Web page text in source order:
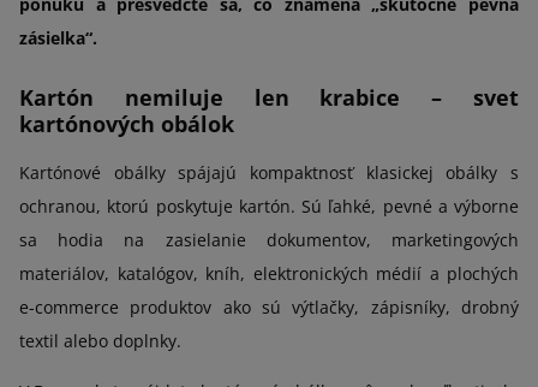
zásielka“.
Kartón nemiluje len krabice – svet
kartónových obálok
Kartónové obálky spájajú kompaktnosť klasickej obálky s
ochranou, ktorú poskytuje kartón. Sú ľahké, pevné a výborne
sa hodia na zasielanie dokumentov, marketingových
materiálov, katalógov, kníh, elektronických médií a plochých
e-commerce produktov ako sú výtlačky, zápisníky, drobný
textil alebo doplnky.